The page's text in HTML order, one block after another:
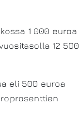
1 000 euroa
12 500
eli 500 euroa